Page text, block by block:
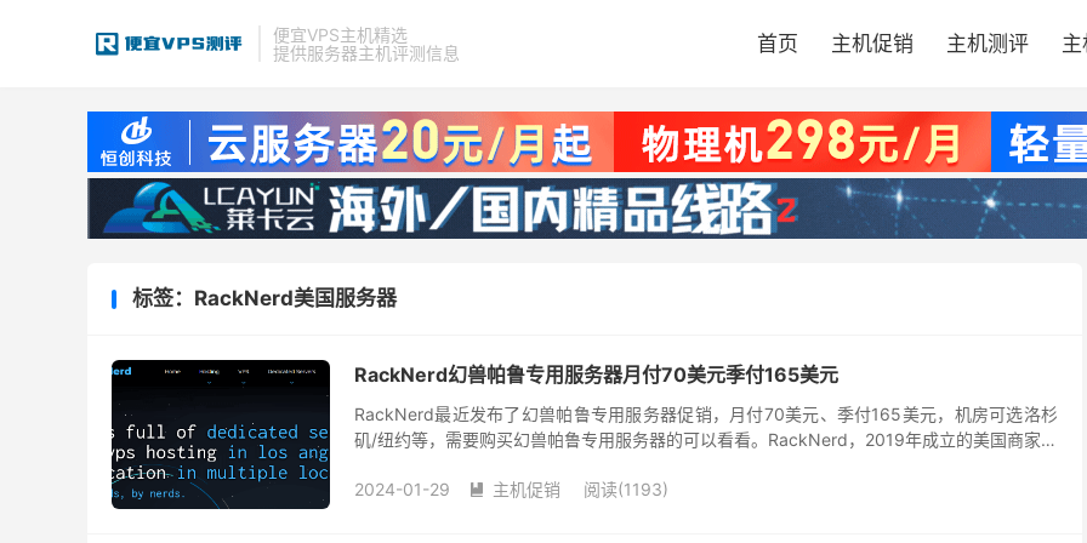
便宜VPS主机精选
提供服务器主机评测信息
首页 主机促销 主机测评
标签：RackNerd美国服务器
RackNerd幻兽帕鲁专用服务器月付70美元季付165美元
RackNerd最近发布了幻兽帕鲁专用服务器促销，月付70美元、季付165美元，机房可选洛杉
矶/纽约等，需要购买幻兽帕鲁专用服务器的可以看看。RackNerd，2019年成立的美国商家，
2024-01-29
 主机促销 阅读(1193)